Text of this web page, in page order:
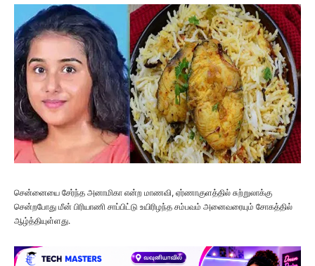
சென்னையை சேர்ந்த அனாமிகா என்ற மாணவி, ஏர்ணாகுளத்தில் சுற்றுலாக்கு
சென்றபோது மீன் பிரியாணி சாப்பிட்டு உயிரிழந்த சம்பவம் அனைவரையும் சோகத்தில்
ஆழ்த்தியுள்ளது.